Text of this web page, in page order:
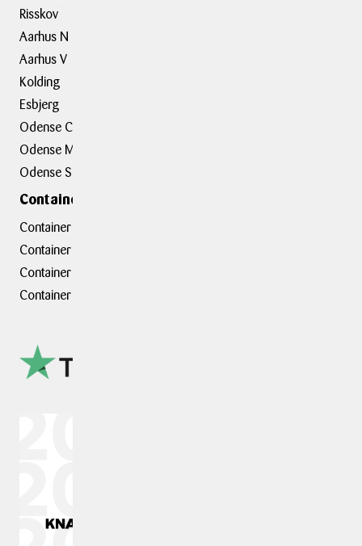
Risskov
Aarhus N
Aarhus V
Kolding
Esbjerg
Odense C
Odense M
Odense S
Containerafdelinger
Container hovedkontor
Container Hasselager
Container Kolding
Container Taastrup